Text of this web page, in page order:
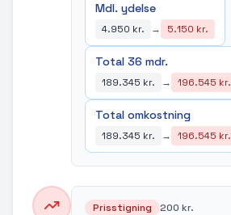
Mdl. ydelse
4.950 kr. → 5.150 kr.
Total 36 mdr.
189.345 kr. → 196.545 kr.
Total omkostning
189.345 kr. → 196.545 kr.
Prisstigning 200 kr.